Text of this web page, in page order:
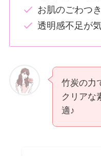
お肌のごわつき
透明感不足が
竹炭の力
クリアな
適♪